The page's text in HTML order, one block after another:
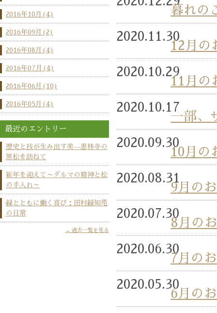
暮れの
2020.11.30
12月の
2020.10.29
11月の
2020.10.17
一部、
2020.09.30
10月の
2020.08.31
9月の
2020.07.30
8月の
2020.06.30
7月の
2020.05.30
6月の
2016年10月(4)
2016年09月(2)
2016年08月(4)
2016年07月(4)
2016年06月(10)
2016年05月(4)
最近のエントリー
歴史と技が生み出す美—恵林寺の
黒松を訪ねて
新年を迎えて～ダルマの精神と松
の手入れ～
緑とともに働く喜び：田村緑知苑
の日常
過去一覧を見る